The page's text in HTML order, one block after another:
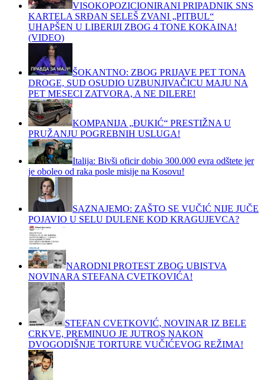
VISOKOPOZICIONIRANI PRIPADNIK SNS
KARTELA SRĐAN SELEŠ ZVANI „PITBUL“
UHAPŠEN U LIBERIJI ZBOG 4 TONE KOKAINA!
(VIDEO)
ŠOKANTNO: ZBOG PRIJAVE PET TONA
DROGE, SUD OSUDIO UZBUNJIVAČICU MAJU NA
PET MESECI ZATVORA, A NE DILERE!
KOMPANIJA „ĐUKIĆ“ PRESTIŽNA U
PRUŽANJU POGREBNIH USLUGA!
Italija: Bivši oficir dobio 300.000 evra odštete jer
je oboleo od raka posle misije na Kosovu!
SAZNAJEMO: ZAŠTO SE VUČIĆ NIJE JUČE
POJAVIO U SELU DULENE KOD KRAGUJEVCA?
NARODNI PROTEST ZBOG UBISTVA
NOVINARA STEFANA CVETKOVIĆA!
STEFAN CVETKOVIĆ, NOVINAR IZ BELE
CRKVE, PREMINUO JE JUTROS NAKON
DVOGODIŠNJE TORTURE VUČIĆEVOG REŽIMA!